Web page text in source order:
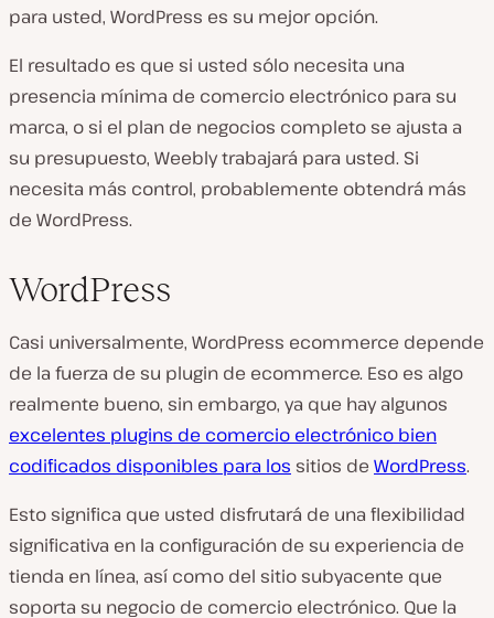
para usted, WordPress es su mejor opción.
El resultado es que si usted sólo necesita una
presencia mínima de comercio electrónico para su
marca, o si el plan de negocios completo se ajusta a
su presupuesto, Weebly trabajará para usted. Si
necesita más control, probablemente obtendrá más
de WordPress.
WordPress
Casi universalmente, WordPress ecommerce depende
de la fuerza de su plugin de ecommerce. Eso es algo
realmente bueno, sin embargo, ya que hay algunos
excelentes plugins de comercio electrónico bien
codificados disponibles para los sitios de WordPress.
Esto significa que usted disfrutará de una flexibilidad
significativa en la configuración de su experiencia de
tienda en línea, así como del sitio subyacente que
soporta su negocio de comercio electrónico. Que la